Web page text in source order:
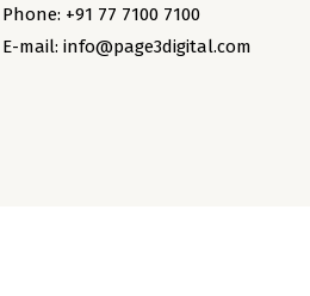
Phone: +91 77 7100 7100
E-mail: info@page3digital.com